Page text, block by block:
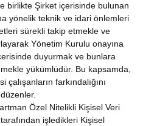
birlikte Şirket içerisinde bulunan
yönelik teknik ve idari önlemleri
sürekli takip etmekle ve
Yönetim Kurulu onayına
duyurmak ve bunlara
yükümlüdür. Bu kapsamda,
farkındalığını
Özel Nitelikli Kişisel Veri
işledikleri Kişisel